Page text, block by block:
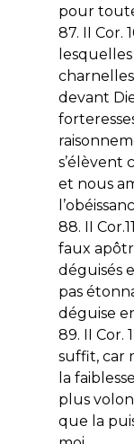
pour
87. II Cor.
devant
s’élèvent
et nous
88. II
faux
déguisés
pas
déguise
89. II Cor.
suffit, car
la
plus
que la